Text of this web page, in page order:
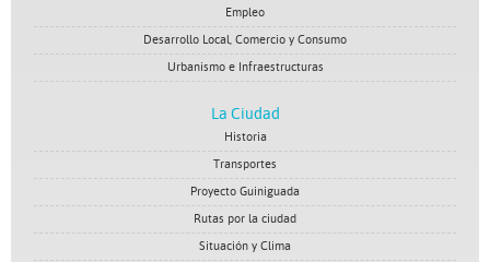
Empleo
Desarrollo Local, Comercio y Consumo
Urbanismo e Infraestructuras
La Ciudad
Historia
Transportes
Proyecto Guiniguada
Rutas por la ciudad
Situación y Clima